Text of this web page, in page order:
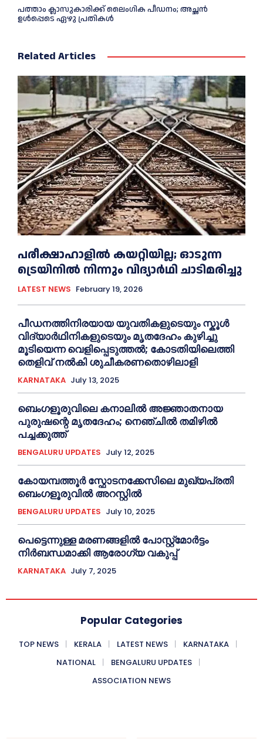
പത്താം ക്ലാസുകാരിക്ക് ലൈംഗിക പീഡനം; അച്ഛന്‍
ഉള്‍പ്പെടെ ഏഴു പ്രതികള്‍
Related Articles
പരീക്ഷാഹാളിൽ കയറ്റിയില്ല; ഓടുന്ന
ട്രെയിനിൽ നിന്നും വിദ്യാർഥി ചാടിമരിച്ചു
LATEST NEWS February 19, 2026
പീഡനത്തിനിരയായ യുവതികളുടെയും സ്കൂൾ
വിദ്യാർഥിനികളുടെയും മൃതദേഹം കുഴിച്ചു
മൂടിയെന്ന വെളിപ്പെടുത്തൽ; കോടതിയിലെത്തി
തെളിവ് നൽകി ശുചീകരണതൊഴിലാളി
KARNATAKA July 13, 2025
ബെംഗളൂരുവിലെ കനാലിൽ അജ്ഞാതനായ
പുരുഷന്റെ മൃതദേഹം; നെഞ്ചിൽ തമിഴിൽ
പച്ചക്കുത്ത്
BENGALURU UPDATES July 12, 2025
കോയമ്പത്തൂർ സ്ഫോടനക്കേസിലെ മുഖ്യപ്രതി
ബെംഗളൂരുവിൽ അറസ്റ്റിൽ
BENGALURU UPDATES July 10, 2025
പെട്ടെന്നുള്ള മരണങ്ങളിൽ പോസ്റ്റ്മോർട്ടം
നിർബന്ധമാക്കി ആരോഗ്യ വകുപ്പ്
KARNATAKA July 7, 2025
Popular Categories
TOP NEWS KERALA LATEST NEWS
KARNATAKA
NATIONAL
BENGALURU UPDATES
ASSOCIATION NEWS